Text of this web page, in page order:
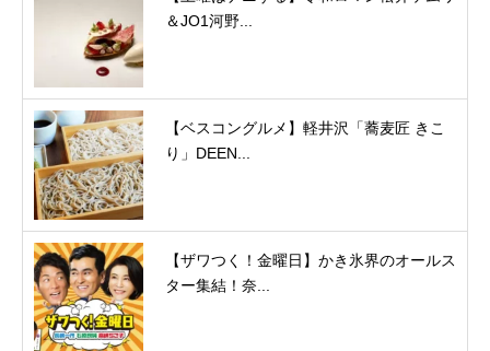
＆JO1河野...
【ベスコングルメ】軽井沢「蕎麦匠 きこ
り」DEEN...
【ザワつく！金曜日】かき氷界のオールス
ター集結！奈...